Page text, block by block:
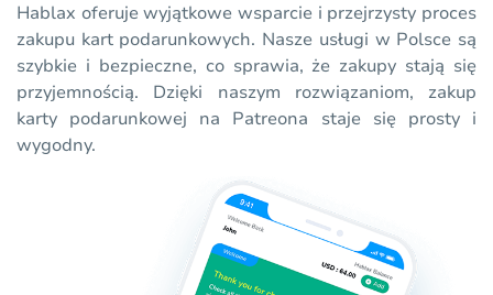
Hablax oferuje wyjątkowe wsparcie i przejrzysty proces
zakupu kart podarunkowych. Nasze usługi w Polsce są
szybkie i bezpieczne, co sprawia, że zakupy stają się
przyjemnością. Dzięki naszym rozwiązaniom, zakup
karty podarunkowej na Patreona staje się prosty i
wygodny.